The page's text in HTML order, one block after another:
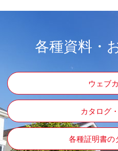
各種資料・
ウェブ
カタログ
各種証明書の